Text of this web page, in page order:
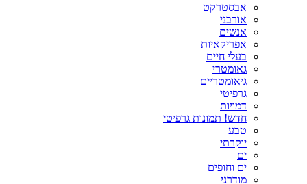
אבסטרקט
אורבני
אנשים
אפריקאיות
בעלי חיים
גאומטרי
גיאומטריים
גרפיטי
דמויות
חדש! תמונות גרפיטי
טבע
יוקרתי
ים
ים וחופים
מודרני